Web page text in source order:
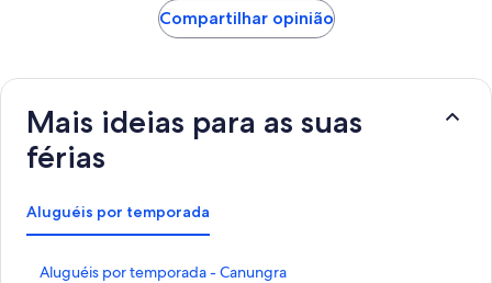
Compartilhar opinião
Mais ideias para as suas
férias
Aluguéis por temporada
Aluguéis por temporada - Canungra
L